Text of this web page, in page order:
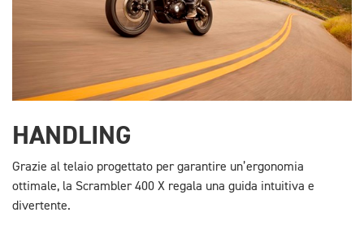
HANDLING
Grazie al telaio progettato per garantire un’ergonomia
ottimale, la Scrambler 400 X regala una guida intuitiva e
divertente.